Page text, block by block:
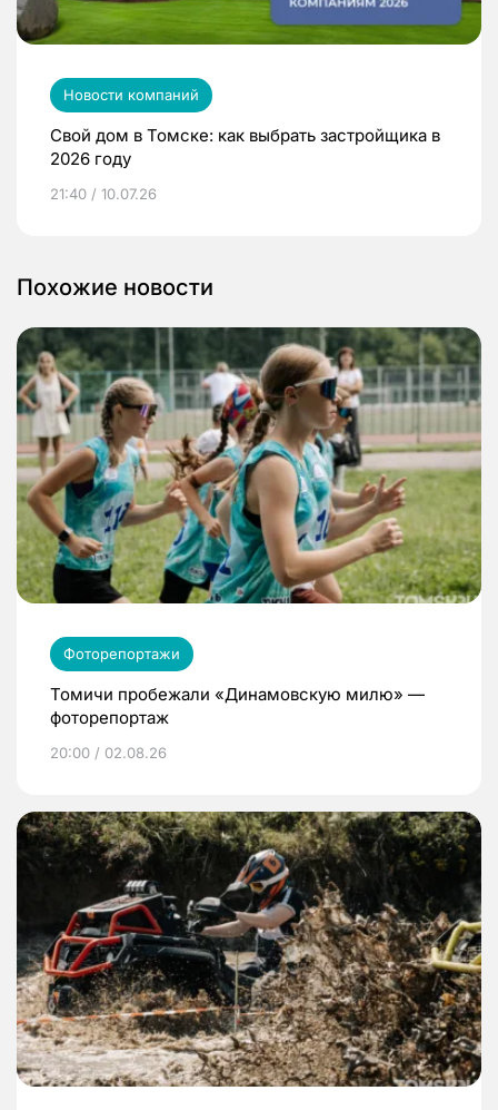
Новости компаний
Свой дом в Томске: как выбрать застройщика в
2026 году
21:40 / 10.07.26
Похожие новости
Фоторепортажи
Томичи пробежали «Динамовскую милю» —
фоторепортаж
20:00 / 02.08.26